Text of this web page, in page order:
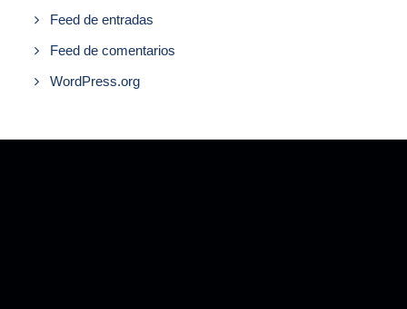
Feed de entradas
Feed de comentarios
WordPress.org